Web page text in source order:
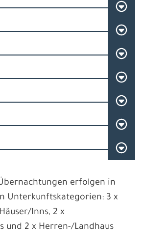
erfolgen in
Unterkunftskategorien: 3 x
Inns, 2 x
und 2 x Herren-/Landhaus